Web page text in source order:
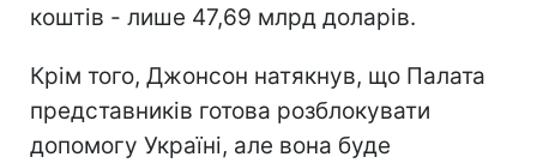
коштів - лише 47,69 млрд доларів.
Крім того, Джонсон натякнув, що Палата
представників готова розблокувати
допомогу Україні, але вона буде